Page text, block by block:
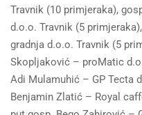
Travnik (10 primjeraka),
d.o.o. Travnik (5
gradnja d.o.o. Travnik (5
Skopljaković – proMatic
Adi Mulamuhić – GP Tecta
Benjamin Zlatić – Royal